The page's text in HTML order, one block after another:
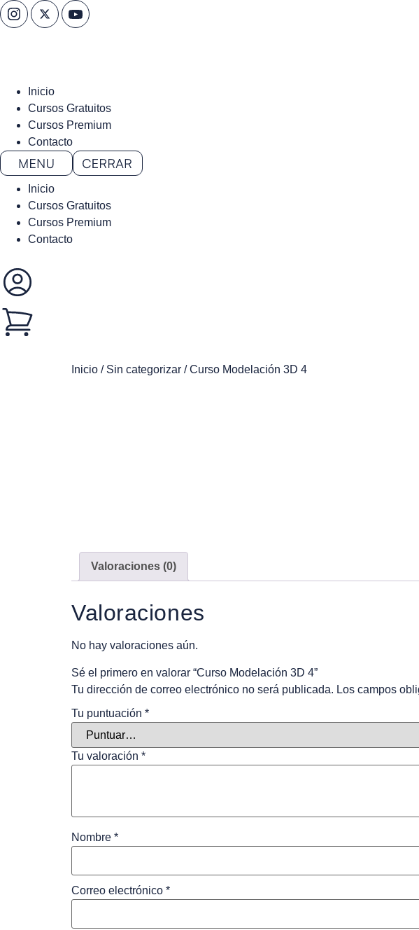
Inicio
Cursos Gratuitos
Cursos Premium
Contacto
Inicio
Cursos Gratuitos
Cursos Premium
Contacto
Inicio / Sin categorizar / Curso Modelación 3D 4
Valoraciones (0)
Valoraciones
No hay valoraciones aún.
Sé el primero en valorar “Curso Modelación 3D 4”
Tu dirección de correo electrónico no será publicada. Los campos
Tu puntuación *
Tu valoración *
Nombre *
Correo electrónico *